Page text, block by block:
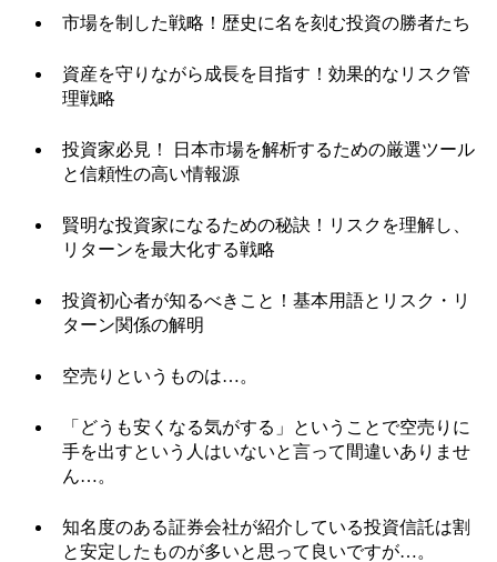
市場を制した戦略！歴史に名を刻む投資の勝者たち
資産を守りながら成長を目指す！効果的なリスク管
理戦略
投資家必見！ 日本市場を解析するための厳選ツール
と信頼性の高い情報源
賢明な投資家になるための秘訣！リスクを理解し、
リターンを最大化する戦略
投資初心者が知るべきこと！基本用語とリスク・リ
ターン関係の解明
空売りというものは…。
「どうも安くなる気がする」ということで空売りに
手を出すという人はいないと言って間違いありませ
ん…。
知名度のある証券会社が紹介している投資信託は割
と安定したものが多いと思って良いですが…。